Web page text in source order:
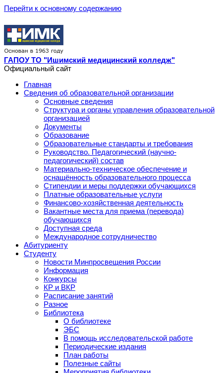
Перейти к основному содержанию
ГАПОУ ТО "Ишимский медицинский колледж"
Официальный сайт
Главная
Сведения об образовательной организации
Основные сведения
Структура и органы управления образовательной
организацией
Документы
Образование
Образовательные стандарты и требования
Руководство. Педагогический (научно-
педагогический) состав
Материально-техническое обеспечение и
оснащённость образовательного процесса
Стипендии и меры поддержки обучающихся
Платные образовательные услуги
Финансово-хозяйственная деятельность
Вакантные места для приема (перевода)
обучающихся
Доступная среда
Международное сотрудничество
Абитуриенту
Студенту
Новости Минпросвещения России
Информация
Конкурсы
КР и ВКР
Расписание занятий
Разное
Библиотека
О библиотеке
ЭБС
В помощь исследовательской работе
Периодические издания
План работы
Полезные сайты